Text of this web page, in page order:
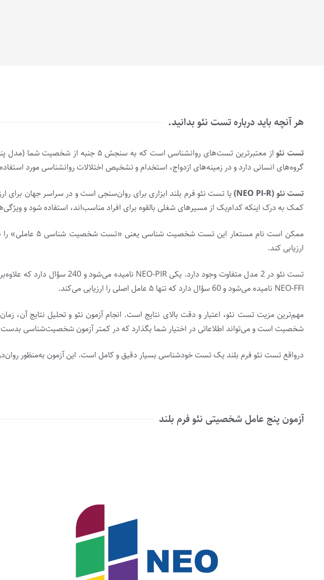
هر آنچه باید درباره تست نئو بدانید.
تست نئو
از معتبرترین تست‌های روانشناسی است
گروه‌های انسانی دارد و در زمینه‌های ازدواج، استخدام و تشخیص اختلالات روانشناسی مورد
تست نئو (NEO PI-R)
یا تست نئو فرم بلند ابزاری برای روان‌سنجی است و در سراسر جهان
کمک به درک اینکه کدام‌یک از مسیرهای شغلی بالقوه برای افراد مناسب‌اند، استفاده شود و
ارزیابی کند.
NEO-FFI نامیده می‌شود و 60 سؤال دارد که تنها ۵ عامل اصلی را ارزیابی می‌کند.
شخصیت است و می‌تواند اطلاعاتی در اختیار شما بگذارد که در کمتر آزمون شخصیت‌شناسی
درواقع تست نئو فرم بلند یک تست خودشناسی بسیار دقیق و کامل است. این آزمون به‌منظور
آزمون پنج عامل شخصیتی نئو فرم بلند